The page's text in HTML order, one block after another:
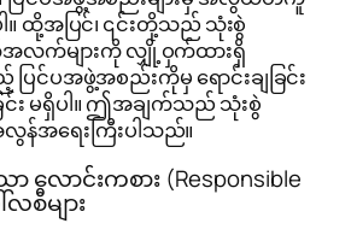
ါ။ ထို့အပြင်၊ ၎င်းတို့သည် သုံးစွဲ
အလက်များကို လျှို့ဝှက်ထားရှိ
ြင်ပအဖွဲ့အစည်းကိုမှ ရောင်းချခြင်း
း မရှိပါ။ ဤအချက်သည် သုံးစွဲ
န်အရေးကြီးပါသည်။
လောင်းကစား (Responsible
လစီများ